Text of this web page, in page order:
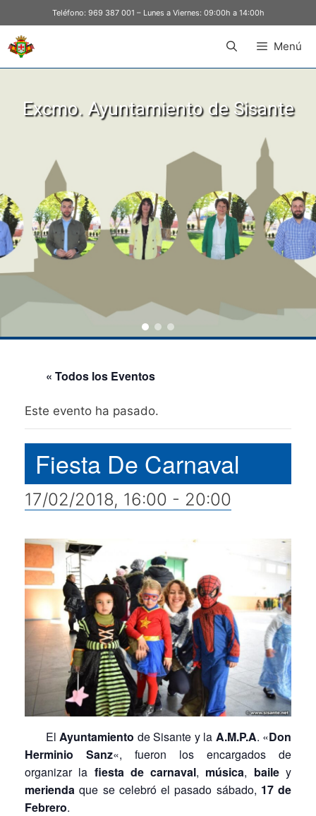
Teléfono: 969 387 001 – Lunes a Viernes: 09:00h a 14:00h
Menú
Excmo. Ayuntamiento de Sisante
« Todos los Eventos
Este evento ha pasado.
Fiesta De Carnaval
17/02/2018, 16:00 - 20:00
ElAyuntamiento de Sisante y la A.M.P.A. «Don
Herminio Sanz«, fueron los encargados de
organizar la fiesta de carnaval, música, bailey
merienda que se celebró el pasado sábado, 17 de
Febrero.